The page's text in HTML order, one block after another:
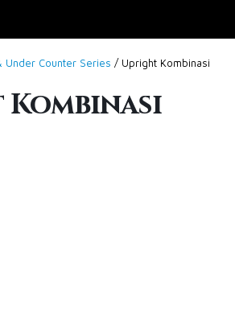
Under Counter Series / Upright Kombinasi